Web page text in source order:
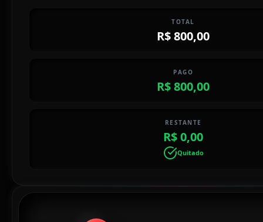
TOTAL
R$ 800,00
PAGO
R$ 800,00
RESTANTE
R$ 0,00
Quitado